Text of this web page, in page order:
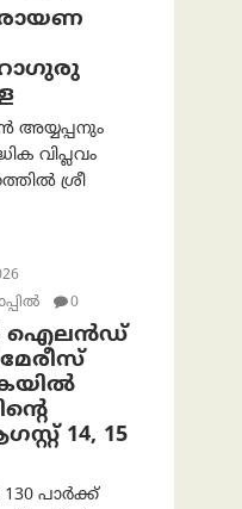
അയ്യപ്പനും
വിപ്ലവം
ശ്രീ
0
ഐലൻഡ്
14, 15
പാർക്ക്